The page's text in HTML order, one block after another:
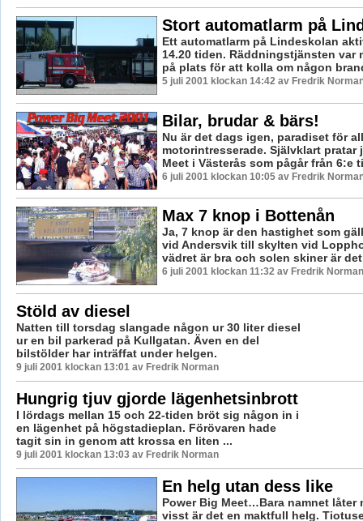
Stort automatlarm på
Ett automatlarm på Lindeskolan
14.20 tiden. Räddningstjänsten var
på plats för att kolla om någon
5 juli 2001 klockan 14:42 av Fredrik
Bilar, brudar & bärs!
Nu är det dags igen, paradiset för
motorintresserade. Självklart pratar
Meet i Västerås som pågår från 6:e
6 juli 2001 klockan 10:05 av Fredrik
Max 7 knop i Bottenån
Ja, 7 knop är den hastighet som
vid Andersvik till skylten vid
vädret är bra och solen skiner är det
6 juli 2001 klockan 11:32 av Fredrik Norman
Stöld av diesel
Natten till torsdag slangade någon ur 30 liter diesel
ur en bil parkerad på Kullgatan. Även en del
bilstölder har inträffat under helgen.
9 juli 2001 klockan 13:01 av Fredrik Norman
Hungrig tjuv gjorde lägenhetsinbrott
I lördags mellan 15 och 22-tiden bröt sig någon in i
en lägenhet på högstadieplan. Förövaren hade
tagit sin in genom att krossa en liten ...
9 juli 2001 klockan 13:03 av Fredrik Norman
En helg utan dess like
Power Big Meet…Bara namnet låter
visst är det en maktfull helg.